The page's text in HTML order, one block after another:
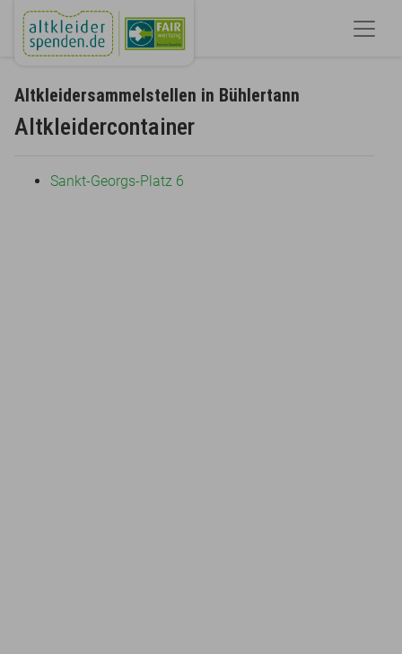
Altkleidersammelstellen in Bühlertann
Altkleidercontainer
Sankt-Georgs-Platz 6